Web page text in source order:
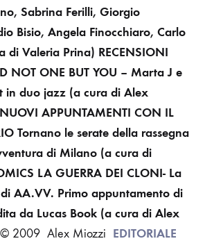
Sabrina Ferilli, Giorgio
Bisio, Angela Finocchiaro, Carlo
di Valeria Prina) RECENSIONI
NOT ONE BUT YOU – Marta J e
in duo jazz (a cura di Alex
NUOVI APPUNTAMENTI CON IL
Tornano le serate della rassegna
di Milano (a cura di
LA GUERRA DEI CLONI- La
di AA.VV. Primo appuntamento di
da Lucas Book (a cura di Alex
2009 Alex Miozzi EDITORIALE